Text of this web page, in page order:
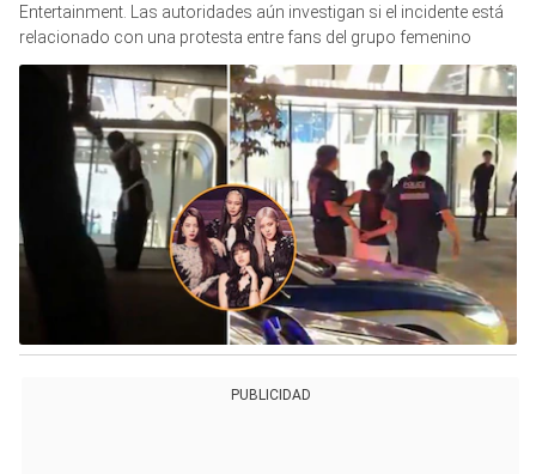
Entertainment. Las autoridades aún investigan si el incidente está
relacionado con una protesta entre fans del grupo femenino
PUBLICIDAD